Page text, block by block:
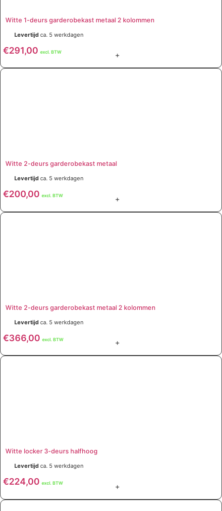
Witte 1-deurs garderobekast metaal 2 kolommen
Levertijdca. 5 werkdagen
€291,00 excl. BTW +
Witte 2-deurs garderobekast metaal
Levertijdca. 5 werkdagen
€200,00 excl. BTW +
Witte 2-deurs garderobekast metaal 2 kolommen
Levertijdca. 5 werkdagen
€366,00 excl. BTW +
Witte locker 3-deurs halfhoog
Levertijdca. 5 werkdagen
€224,00 excl. BTW +